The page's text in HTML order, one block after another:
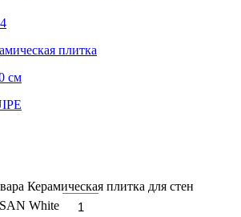
плитка
см
Керамическая плитка для стен
White